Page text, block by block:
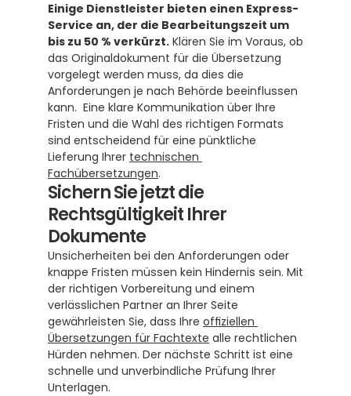
Einige Dienstleister bieten einen Express-
Service an, der die Bearbeitungszeit um
bis zu 50 % verkürzt. Klären Sie im Voraus, ob
das Originaldokument für die Übersetzung
vorgelegt werden muss, da dies die
Anforderungen je nach Behörde beeinflussen
kann.  Eine klare Kommunikation über Ihre
Fristen und die Wahl des richtigen Formats
sind entscheidend für eine pünktliche
Lieferung Ihrer technischen
Fachübersetzungen.
Sichern Sie jetzt die
Rechtsgültigkeit Ihrer
Dokumente
Unsicherheiten bei den Anforderungen oder
knappe Fristen müssen kein Hindernis sein. Mit
der richtigen Vorbereitung und einem
verlässlichen Partner an Ihrer Seite
gewährleisten Sie, dass Ihre offiziellen
Übersetzungen für Fachtexte alle rechtlichen
Hürden nehmen. Der nächste Schritt ist eine
schnelle und unverbindliche Prüfung Ihrer
Unterlagen.